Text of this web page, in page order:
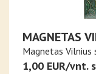
MAGNETAS
PILIES IR
Magnetas Vilnius
1,00 EUR/vnt.